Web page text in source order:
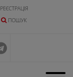
РЕЄСТРАЦІЯ
ПОШУК